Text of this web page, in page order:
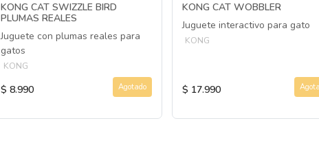
KONG CAT SWIZZLE BIRD
PLUMAS REALES
Juguete con plumas reales para
gatos
KONG
$ 8.990 Agotado
KONG CAT WOBBLER
Juguete interactivo para gato
KONG
$ 17.990